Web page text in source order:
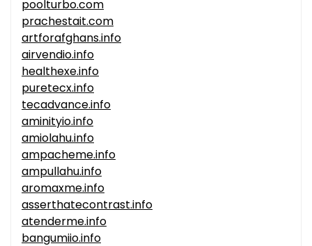
poolturbo.com
prachestait.com
artforafghans.info
airvendio.info
healthexe.info
puretecx.info
tecadvance.info
aminityio.info
amiolahu.info
ampacheme.info
ampullahu.info
aromaxme.info
asserthatecontrast.info
atenderme.info
bangumiio.info